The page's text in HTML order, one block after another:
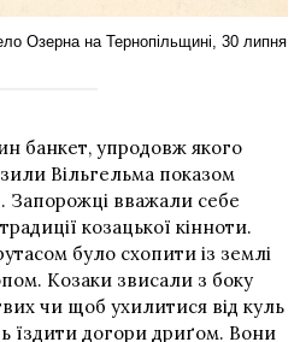
Озерна на Тернопільщині, 30 липня
банкет, упродовж якого
Вільгельма показом
Запорожці вважали себе
козацької кінноти.
було схопити із землі
Козаки звисали з боку
чи щоб ухилитися від куль
їздити догори дриґом. Вони